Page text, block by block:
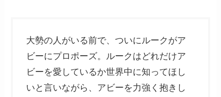
大勢の人がいる前で、ついにルークがア
ビーにプロポーズ。ルークはどれだけア
ビーを愛しているか世界中に知ってほし
いと言いながら、アビーを力強く抱きし